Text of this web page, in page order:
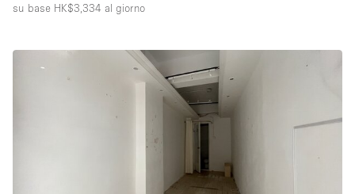
su base HK$3,334 al giorno